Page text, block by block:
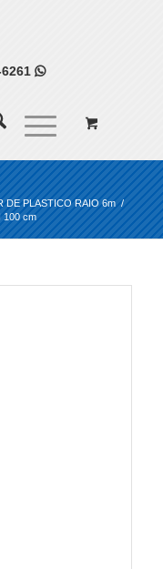
6261
DE PLASTICO RAIO 6m /
100 cm